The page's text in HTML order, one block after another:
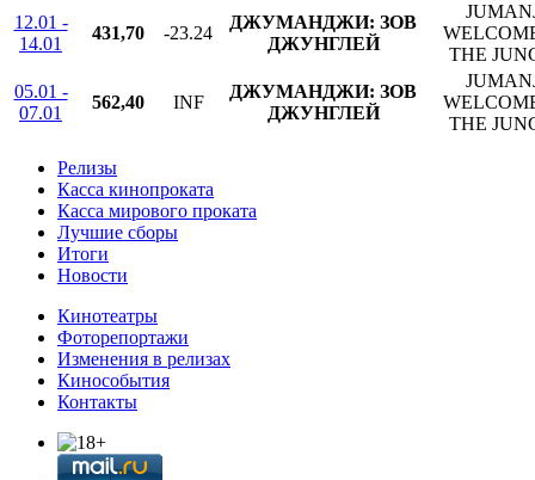
12.01 -
14.01
431,70 -23.24
ДЖУМАНДЖИ: ЗОВ
ДЖУНГЛЕЙ
THE
05.01 -
07.01
562,40 INF
ДЖУМАНДЖИ: ЗОВ
ДЖУНГЛЕЙ
THE
Релизы
Касса кинопроката
Касса мирового проката
Лучшие сборы
Итоги
Новости
Кинотеатры
Фоторепортажи
Изменения в релизах
Кинособытия
Контакты